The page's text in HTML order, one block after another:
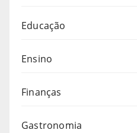
Educação
Ensino
Finanças
Gastronomia